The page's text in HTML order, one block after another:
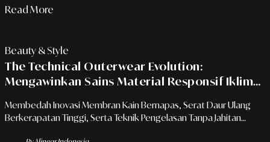
Read More
Beauty & Style
The Technical Outerwear Evolution:
Mengawinkan Sains Material Responsif Iklim
Membedah Inovasi Membran Kain Bernapas, Serat Daur Ulang
Berkerapatan Tinggi, Serta Teknik Pengelasan Tanpa Jahitan